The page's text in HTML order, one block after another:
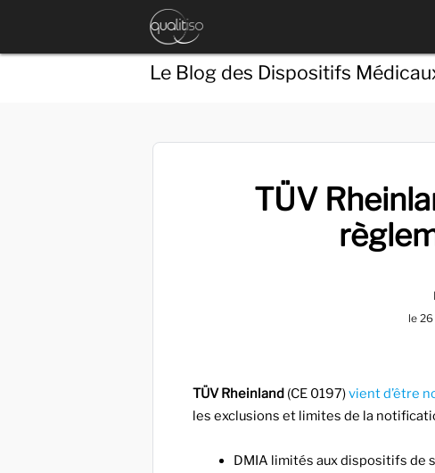
Le Blog des Dispositifs
TÜV
le 26
TÜV Rheinland (CE 0197)vient d’être
les exclusions et limites de la
DMIA limités aux dispositifs de